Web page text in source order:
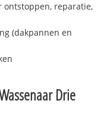
ontstoppen, reparatie,
(dakpannen en
Drie